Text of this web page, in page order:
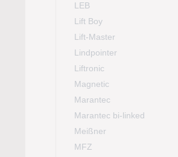
LEB
Lift Boy
Lift-Master
Lindpointer
Liftronic
Magnetic
Marantec
Marantec bi-linked
Meißner
MFZ